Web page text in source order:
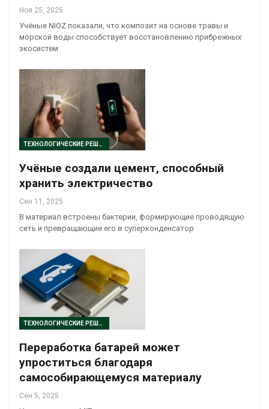
Ноя 25, 2025
Учёные NIOZ показали, что композит на основе травы и
морской воды способствует восстановлению прибрежных
экосистем
ТЕХНОЛОГИЧЕСКИЕ РЕШЕНИЯ
Учёные создали цемент, способный
хранить электричество
Сен 11, 2025
В материал встроены бактерии, формирующие проводящую
сеть и превращающие его в суперконденсатор
ТЕХНОЛОГИЧЕСКИЕ РЕШЕНИЯ
Переработка батарей может
упроститься благодаря
самособирающемуся материалу
Сен 5, 2025